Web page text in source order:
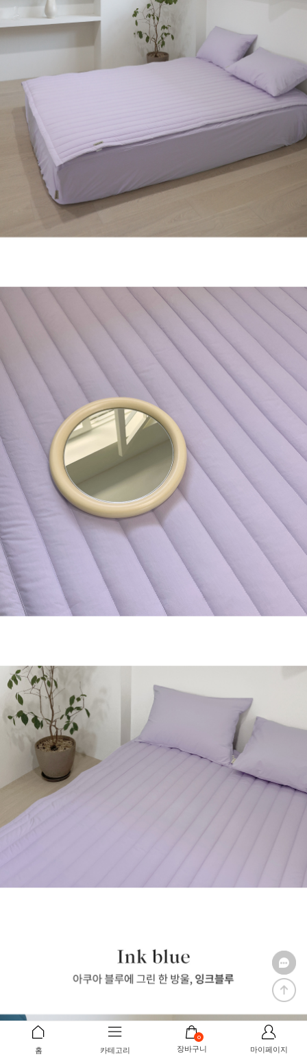
홈 카테고리
0
장바구니 마이페이지